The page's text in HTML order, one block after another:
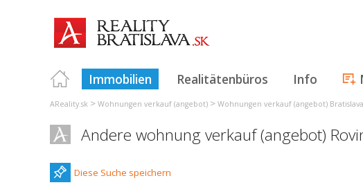
Immobilien Realitätenbüros Info
AReality.sk > Wohnungen verkauf (angebot) > Wohnungen verkauf (angebot) Bratislava
Andere wohnung verkauf (angebot)
Diese Suche speichern